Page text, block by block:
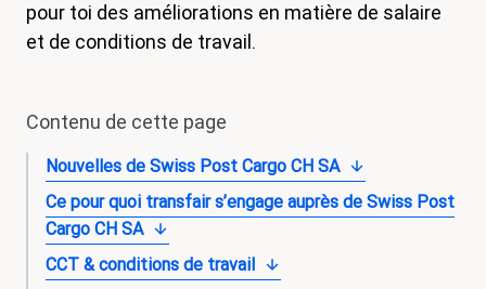
Agenda
Initiative congé familial
Mon apprentissage. Mes droits.
Devenir membre
pour toi des améliorations en matière de salaire
et de conditions de travail.
Contenu de cette page
Nouvelles de Swiss Post Cargo CH SA
Ce pour quoi transfair s’engage auprès de Swiss Post
Cargo CH SA
CCT & conditions de travail